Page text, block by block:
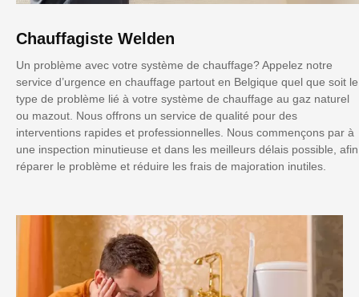
Chauffagiste Welden
Un problème avec votre système de chauffage? Appelez notre
service d’urgence en chauffage partout en Belgique quel que soit le
type de problème lié à votre système de chauffage au gaz naturel
ou mazout. Nous offrons un service de qualité pour des
interventions rapides et professionnelles. Nous commençons par à
une inspection minutieuse et dans les meilleurs délais possible, afin
réparer le problème et réduire les frais de majoration inutiles.